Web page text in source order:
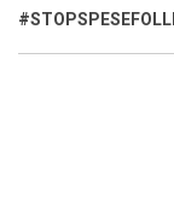
k
p
#STOPSPESEFOLLI